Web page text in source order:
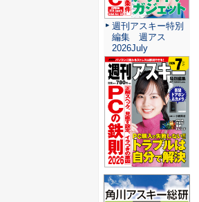
週刊アスキー特別
編集 週アス
2026July